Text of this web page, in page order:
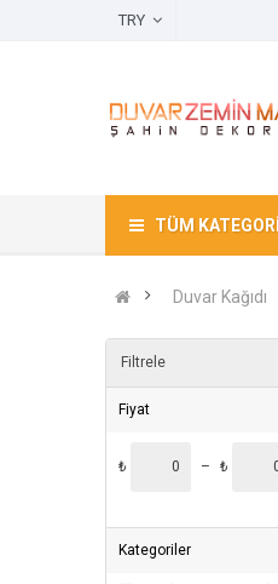
TÜM
Duvar Kağıdı
Filtrele
Fiyat
₺ – ₺
Kategoriler